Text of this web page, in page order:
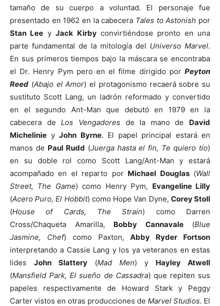
tamaño de su cuerpo a voluntad. El personaje fue
presentado en 1962 en la cabecera Tales to Astonish por
Stan Lee yJack Kirbyconvirtiéndose pronto en una
parte fundamental de la mitología del Universo Marvel.
En sus primeros tiempos bajo la máscara se encontraba
el Dr. Henry Pym pero en el filme dirigido por Peyton
Reed (Abajo el Amor) el protagonismo recaerá sobre su
sustituto Scott Lang, un ladrón reformado y convertido
en el segundo Ant-Man que debutó en 1979 en la
cabecera deLos Vengadores de la mano de David
Michelinie y John Byrne. El papel principal estará en
manos de Paul Rudd (Juerga hasta el fin, Te quiero tío)
en su doble rol como Scott Lang/Ant-Man y estará
acompañado en el reparto por Michael Douglas(Wall
Street, The Game) como Henry Pym, Evangeline Lilly
(Acero Puro, El Hobbit) como Hope Van Dyne, Corey Stoll
(House of Cards, The Strain) como Darren
Cross/Chaqueta Amarilla, Bobby Cannavale(Blue
Jasmine, Chef) como Paxton,Abby Ryder Fortson
interpretando a Cassie Lang y los ya veteranos en estas
lides John Slattery (Mad Men) y Hayley Atwell
(Mansfield Park, El sueño de Cassadra) que repiten sus
papeles respectivamente de Howard Stark y Peggy
Carter vistos en otras producciones de Marvel Studios. El